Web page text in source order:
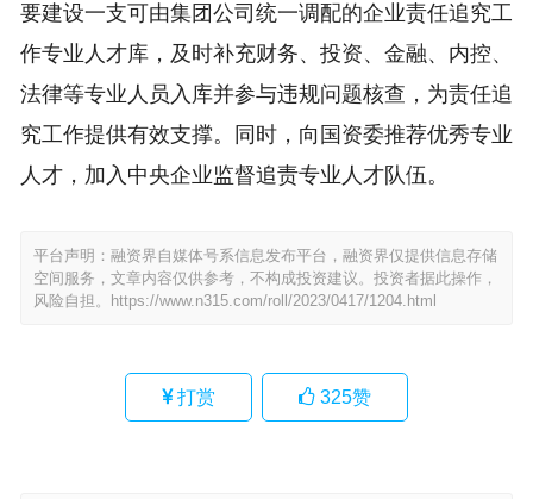
要建设一支可由集团公司统一调配的企业责任追究工
作专业人才库，及时补充财务、投资、金融、内控、
法律等专业人员入库并参与违规问题核查，为责任追
究工作提供有效支撑。同时，向国资委推荐优秀专业
人才，加入中央企业监督追责专业人才队伍。
平台声明：融资界自媒体号系信息发布平台，融资界仅提供信息存储
空间服务，文章内容仅供参考，不构成投资建议。投资者据此操作，
风险自担。
https://www.n315.com/roll/2023/0417/1204.html
打赏 325赞